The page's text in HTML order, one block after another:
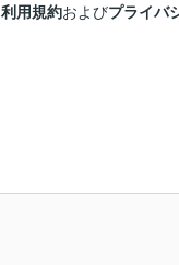
利用規約およびプライバ